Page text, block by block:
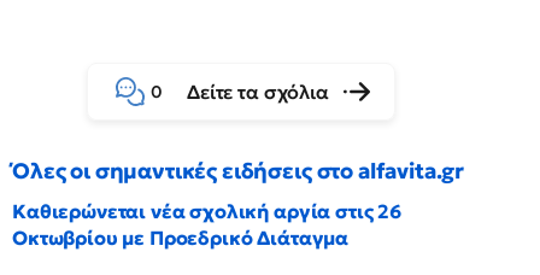
0 Δείτε τα σχόλια
Όλες οι σημαντικές ειδήσεις στο alfavita.gr
Καθιερώνεται νέα σχολική αργία στις 26
Οκτωβρίου με Προεδρικό Διάταγμα